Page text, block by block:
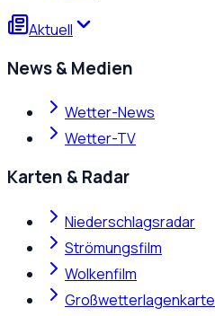
Aktuell
News & Medien
Wetter-News
Wetter-TV
Karten & Radar
Niederschlagsradar
Strömungsfilm
Wolkenfilm
Großwetterlagenkarte